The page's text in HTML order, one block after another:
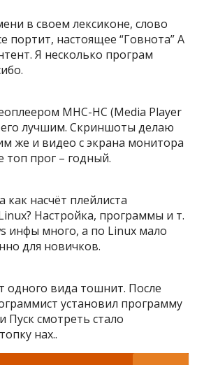
в своем лексиконе, слово
портит, настоящее “Говнота” А
Я несколько програм
MHC-HC (Media Player
его лучшим. Скриншоты делаю
же и видео с экрана монитора
прог – годный.
насчёт плейлиста
Настройка, программы и т.
инфы много, а по Linux мало
для новичков.
одного вида тошнит. После
установил программу
Пуск смотреть стало
нах..